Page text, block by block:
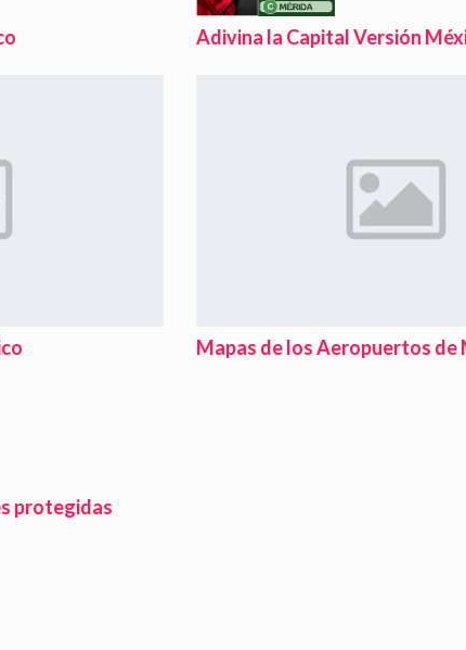
Adivina la Capital Versión
Mapas de los Aeropuertos de
protegidas